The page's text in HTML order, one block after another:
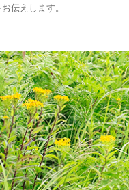
伝えします。